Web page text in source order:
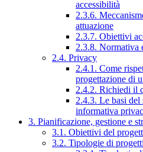
accessibilità
2.3.6.
attuazione
2.3.7. Obiettivi
2.3.8. Normativa
2.4. Privacy
2.4.1. Come
progettazione di
2.4.2. Richiedi il
2.4.3. Le basi del
informativa
3. Pianificazione, gestione e
3.1. Obiettivi del
3.2. Tipologie di progetti